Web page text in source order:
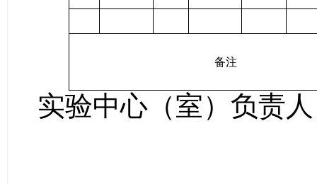
备注
实验中心（室） 负责